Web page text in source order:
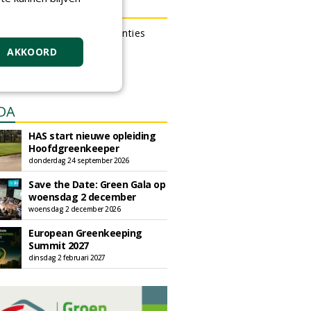
OUTLET
kan gratis kleine advertenties
via zijn eigen account.
gratis advertentie
HAS start nieuwe opleiding
Hoofdgreenkeeper
donderdag 24 september 2026
Save the Date: Green Gala op
woensdag 2 december
woensdag 2 december 2026
European Greenkeeping
Summit 2027
dinsdag 2 februari 2027
AKKOORD